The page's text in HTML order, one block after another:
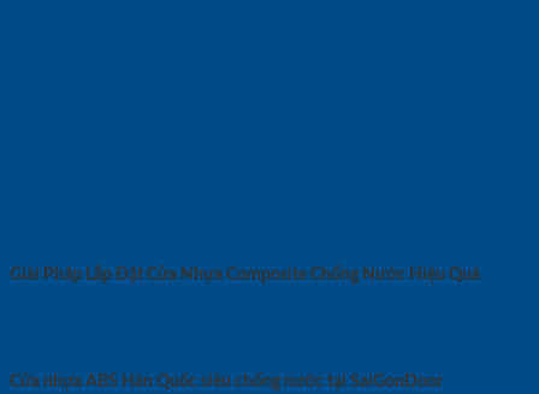
Giải Pháp Lắp Đặt Cửa Nhựa Composite Chống Nước Hiệu Quả
Cửa nhựa ABS Hàn Quốc siêu chống nước tại SaiGonDoor